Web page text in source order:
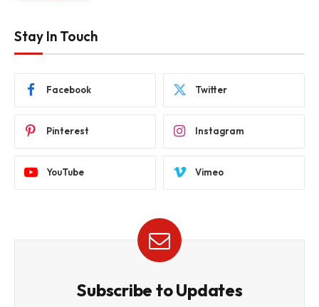
Stay In Touch
Facebook Twitter
Pinterest Instagram
YouTube Vimeo
Subscribe to Updates